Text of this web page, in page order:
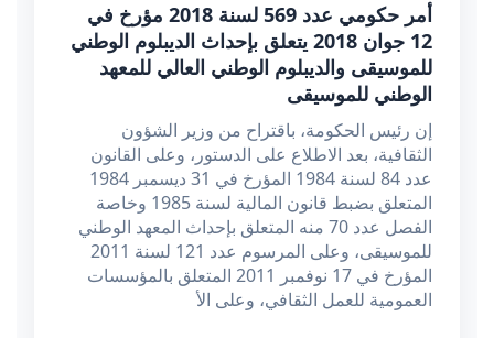
أمر حكومي عدد 569 لسنة 2018 مؤرخ في
12 جوان 2018 يتعلق بإحداث الديبلوم الوطني
للموسيقى والديبلوم الوطني العالي للمعهد
الوطني للموسيقى
إن رئيس الحكومة، باقتراح من وزير الشؤون
الثقافية، بعد الاطلاع على الدستور، وعلى القانون
عدد 84 لسنة 1984 المؤرخ في 31 ديسمبر 1984
المتعلق بضبط قانون المالية لسنة 1985 وخاصة
الفصل عدد 70 منه المتعلق بإحداث المعهد الوطني
للموسيقى، وعلى المرسوم عدد 121 لسنة 2011
المؤرخ في 17 نوفمبر 2011 المتعلق بالمؤسسات
العمومية للعمل الثقافي، وعلى الأ